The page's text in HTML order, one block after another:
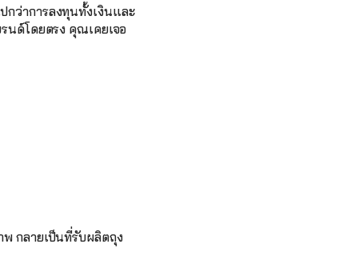
กว่าการลงทุนทั้งเงินและ
นด์โดยตรง คุณเคยเจอ
กลายเป็นที่รับผลิตถุง